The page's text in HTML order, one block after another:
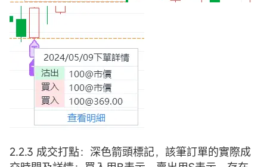
2.2.3 成交打點：深色箭頭標記，該筆訂單的實際成